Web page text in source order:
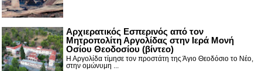
Αρχιερατικός Εσπερινός από τον
Μητροπολίτη Αργολίδας στην Ιερά Μονή
Οσίου Θεοδοσίου (βίντεο)
Η Αργολίδα τίμησε τον προστάτη της Άγιο Θεοδόσιο το Νέο,
στην ομώνυμη ...